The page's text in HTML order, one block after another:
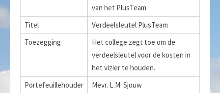
van het PlusTeam
Titel
Verdeelsleutel PlusTeam
Toezegging
Het college zegt toe om de
verdeelsleutel voor de kosten in
het vizier te houden.
Portefeuillehouder
Mevr. L.M. Sjouw